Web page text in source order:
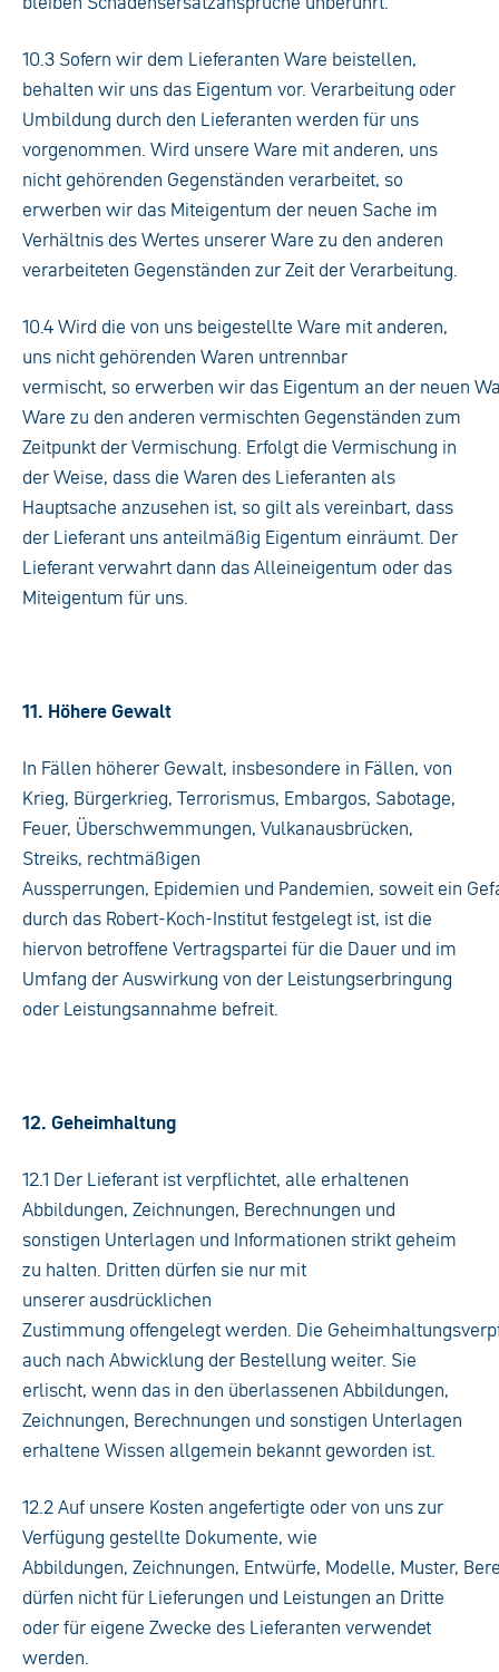
10.3 Sofern wir dem Lieferanten Ware beistellen,
behalten wir uns das Eigentum vor. Verarbeitung oder
Umbildung durch den Lieferanten werden für uns
vorgenommen. Wird unsere Ware mit anderen, uns
nicht gehörenden Gegenständen verarbeitet, so
erwerben wir das Miteigentum der neuen Sache im
Verhältnis des Wertes unserer Ware zu den anderen
verarbeiteten Gegenständen zur Zeit der Verarbeitung.
10.4 Wird die von uns beigestellte Ware mit anderen,
uns nicht gehörenden Waren untrennbar
vermischt, so erwerben wir das Eigentum an der neuen
Ware zu den anderen vermischten Gegenständen zum
Zeitpunkt der Vermischung. Erfolgt die Vermischung in
der Weise, dass die Waren des Lieferanten als
Hauptsache anzusehen ist, so gilt als vereinbart, dass
der Lieferant uns anteilmäßig Eigentum einräumt. Der
Lieferant verwahrt dann das Alleineigentum oder das
Miteigentum für uns.
11. Höhere Gewalt
In Fällen höherer Gewalt, insbesondere in Fällen, von
Krieg, Bürgerkrieg, Terrorismus, Embargos, Sabotage,
Feuer, Überschwemmungen, Vulkanausbrücken,
Streiks, rechtmäßigen
Aussperrungen, Epidemien und Pandemien, soweit ein
durch das Robert-Koch-Institut festgelegt ist, ist die
hiervon betroffene Vertragspartei für die Dauer und im
Umfang der Auswirkung von der Leistungserbringung
oder Leistungsannahme befreit.
12. Geheimhaltung
12.1 Der Lieferant ist verpflichtet, alle erhaltenen
Abbildungen, Zeichnungen, Berechnungen und
sonstigen Unterlagen und Informationen strikt geheim
zu halten. Dritten dürfen sie nur mit
unserer ausdrücklichen
Zustimmung offengelegt werden. Die
auch nach Abwicklung der Bestellung weiter. Sie
erlischt, wenn das in den überlassenen Abbildungen,
Zeichnungen, Berechnungen und sonstigen Unterlagen
erhaltene Wissen allgemein bekannt geworden ist.
12.2 Auf unsere Kosten angefertigte oder von uns zur
Verfügung gestellte Dokumente, wie
Abbildungen, Zeichnungen, Entwürfe, Modelle, Muster,
dürfen nicht für Lieferungen und Leistungen an Dritte
oder für eigene Zwecke des Lieferanten verwendet
werden.